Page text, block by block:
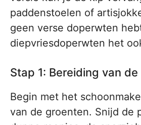
paddenstoelen of
geen verse doperwten
diepvriesdoperwten het
Stap 1: Bereiding van
Begin met het
van de groenten. Snijd de